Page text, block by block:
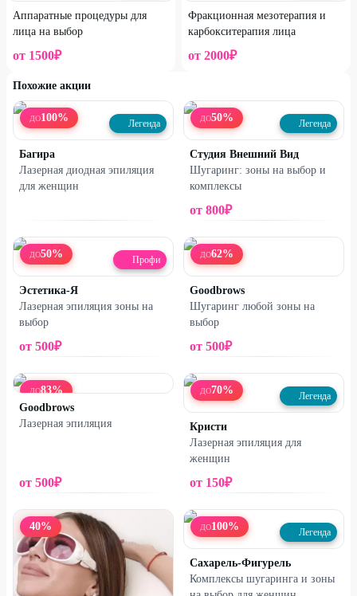
Аппаратные процедуры для
лица на выбор
от 1500₽
Фракционная мезотерапия и
карбокситерапия лица
от 2000₽
Похожие акции
ДО100% Легенда
Багира
Лазерная диодная эпиляция
для женщин
ДО50% Легенда
Студия Внешний Вид
Шугаринг: зоны на выбор и
комплексы
от 800₽
ДО50% Профи
Эстетика-Я
Лазерная эпиляция зоны на
выбор
от 500₽
ДО62%
Goodbrows
Шугаринг любой зоны на
выбор
от 500₽
ДО83%
Goodbrows
Лазерная эпиляция
от 500₽
ДО70% Легенда
Кристи
Лазерная эпиляция для
женщин
от 150₽
40% ДО100% Легенда
Сахарель-Фигурель
Комплексы шугаринга и зоны